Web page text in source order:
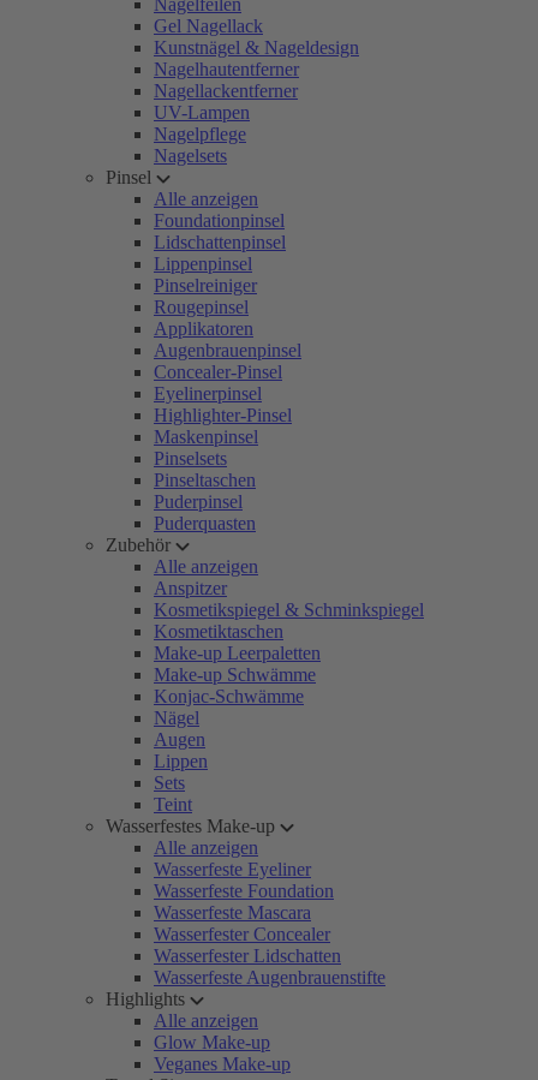
Nagelfeilen
Gel Nagellack
Kunstnägel & Nageldesign
Nagelhautentferner
Nagellackentferner
UV-Lampen
Nagelpflege
Nagelsets
Pinsel
Alle anzeigen
Foundationpinsel
Lidschattenpinsel
Lippenpinsel
Pinselreiniger
Rougepinsel
Applikatoren
Augenbrauenpinsel
Concealer-Pinsel
Eyelinerpinsel
Highlighter-Pinsel
Maskenpinsel
Pinselsets
Pinseltaschen
Puderpinsel
Puderquasten
Zubehör
Alle anzeigen
Anspitzer
Kosmetikspiegel & Schminkspiegel
Kosmetiktaschen
Make-up Leerpaletten
Make-up Schwämme
Konjac-Schwämme
Nägel
Augen
Lippen
Sets
Teint
Wasserfestes Make-up
Alle anzeigen
Wasserfeste Eyeliner
Wasserfeste Foundation
Wasserfeste Mascara
Wasserfester Concealer
Wasserfester Lidschatten
Wasserfeste Augenbrauenstifte
Highlights
Alle anzeigen
Glow Make-up
Veganes Make-up